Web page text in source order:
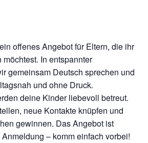
offenes Angebot für Eltern, die ihr
In entspannter
gemeinsam Deutsch sprechen und
und ohne Druck.
deine Kinder liebevoll betreut.
neue Kontakte knüpfen und
gewinnen. Das Angebot ist
– komm einfach vorbei!